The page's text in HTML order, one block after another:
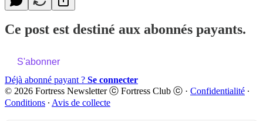
Ce post est destiné aux abonnés payants.
S'abonner
Déjà abonné payant ? Se connecter
© 2026 Fortress Newsletter ⓒ Fortress Club ⓒ · Confidentialité ∙
Conditions ∙ Avis de collecte